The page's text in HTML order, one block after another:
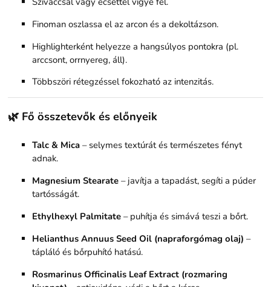
Finoman oszlassa el az arcon és a dekoltázson.
Highlighterként helyezze a hangsúlyos pontokra (pl.
arccsont, orrnyereg, áll).
Többszöri rétegzéssel fokozható az intenzitás.
🌿 Fő összetevők és előnyeik
Talc & Mica – selymes textúrát és természetes fényt
adnak.
Magnesium Stearate – javítja a tapadást, segíti a púder
tartósságát.
Ethylhexyl Palmitate – puhítja és simává teszi a bőrt.
Helianthus Annuus Seed Oil (napraforgómag olaj) –
tápláló és bőrpuhító hatású.
Rosmarinus Officinalis Leaf Extract (rozmaring